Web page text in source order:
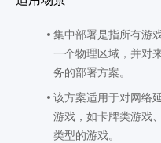
集中部署是指所有游
一个物理区域，并对
务的部署方案。
该方案适用于对网络
游戏，如卡牌类游戏
类型的游戏。